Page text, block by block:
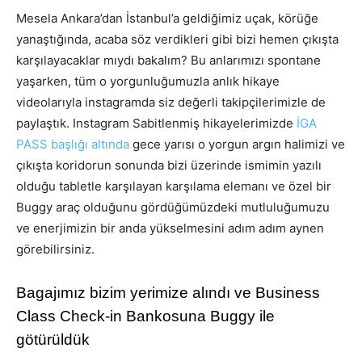
Mesela Ankara’dan İstanbul’a geldiğimiz uçak, körüğe
yanaştığında, acaba söz verdikleri gibi bizi hemen çıkışta
karşılayacaklar mıydı bakalım? Bu anlarımızı spontane
yaşarken, tüm o yorgunluğumuzla anlık hikaye
videolarıyla instagramda siz değerli takipçilerimizle de
paylaştık. Instagram Sabitlenmiş hikayelerimizde İGA
PASS başlığı altında gece yarısı o yorgun argın halimizi ve
çıkışta koridorun sonunda bizi üzerinde ismimin yazılı
olduğu tabletle karşılayan karşılama elemanı ve özel bir
Buggy araç olduğunu gördüğümüzdeki mutluluğumuzu
ve enerjimizin bir anda yükselmesini adım adım aynen
görebilirsiniz.
Bagajımız bizim yerimize alındı ve Business
Class Check-in Bankosuna Buggy ile
götürüldük